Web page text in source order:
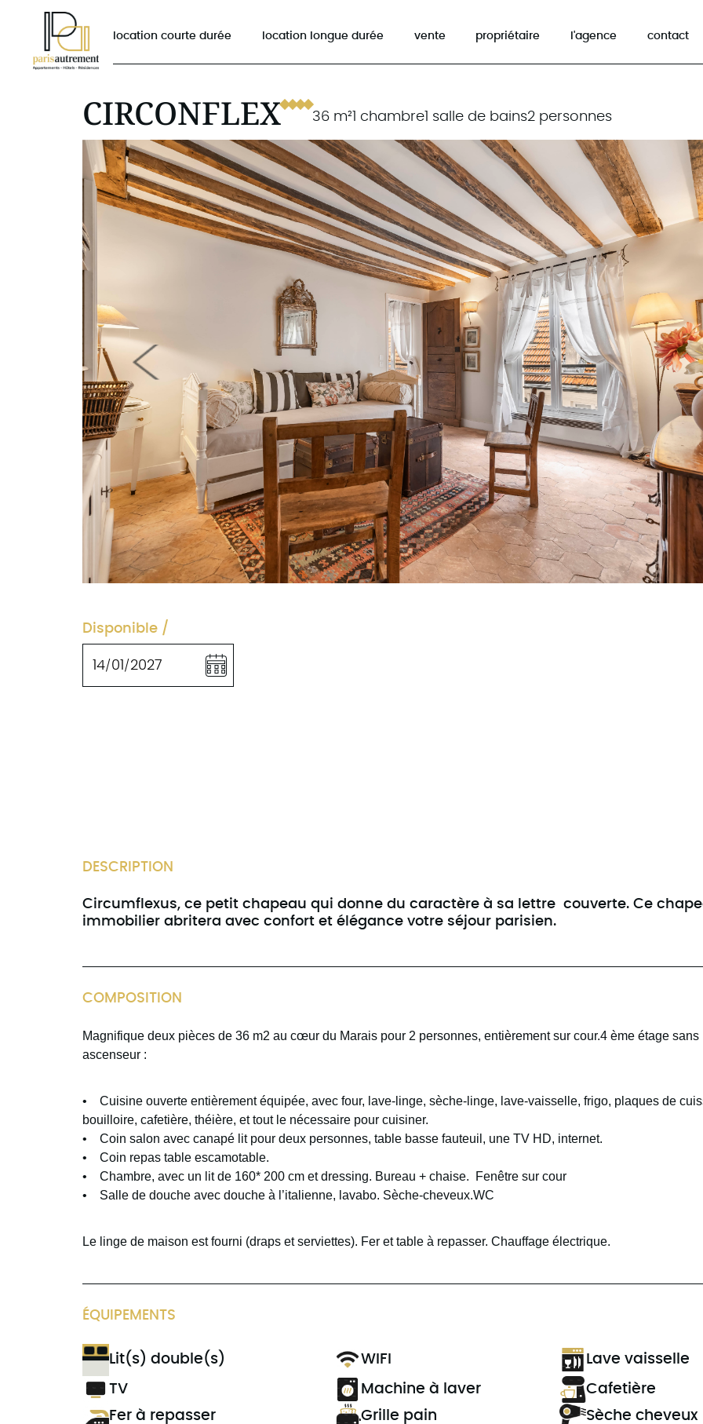
location courte durée location longue durée vente propriétaire l'agence contact
CIRCONFLEX 36 m² 1 chambre 1 salle de bains2 personnes
Previous
Disponible /
DESCRIPTION
Circumflexus, ce petit chapeau qui donne du caractère à sa lettre couverte. Ce
immobilier abritera avec confort et élégance votre séjour parisien.
COMPOSITION
Magnifique deux pièces de 36 m2 au cœur du Marais pour 2 personnes, entièrement sur cour.4 ème étage sans
ascenseur :
• Cuisine ouverte entièrement équipée, avec four, lave-linge, sèche-linge, lave-vaisselle, frigo, plaques de
bouilloire, cafetière, théière, et tout le nécessaire pour cuisiner.
• Coin salon avec canapé lit pour deux personnes, table basse fauteuil, une TV HD, internet.
• Coin repas table escamotable.
• Chambre, avec un lit de 160* 200 cm et dressing. Bureau + chaise. Fenêtre sur cour
• Salle de douche avec douche à l’italienne, lavabo. Sèche-cheveux.WC
Le linge de maison est fourni (draps et serviettes). Fer et table à repasser. Chauffage électrique.
ÉQUIPEMENTS
Lit(s) double(s) WIFI
Lave vaisselle
TV
Machine à laver
Cafetière
Fer à repasser
Grille pain
Sèche cheveux